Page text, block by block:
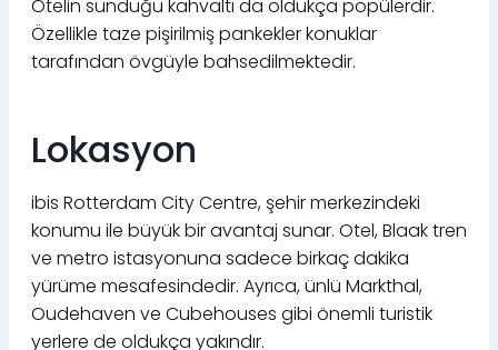
Otelin sunduğu kahvaltı da oldukça popülerdir.
Özellikle taze pişirilmiş pankekler konuklar
tarafından övgüyle bahsedilmektedir.
Lokasyon
ibis Rotterdam City Centre, şehir merkezindeki
konumu ile büyük bir avantaj sunar. Otel, Blaak tren
ve metro istasyonuna sadece birkaç dakika
yürüme mesafesindedir. Ayrıca, ünlü Markthal,
Oudehaven ve Cubehouses gibi önemli turistik
yerlere de oldukça yakındır.